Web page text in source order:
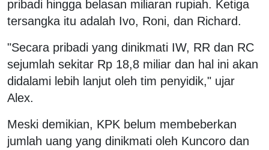
pribadi hingga belasan miliaran rupiah. Ketiga
tersangka itu adalah Ivo, Roni, dan Richard.
"Secara pribadi yang dinikmati IW, RR dan RC
sejumlah sekitar Rp 18,8 miliar dan hal ini akan
didalami lebih lanjut oleh tim penyidik," ujar
Alex.
Meski demikian, KPK belum membeberkan
jumlah uang yang dinikmati oleh Kuncoro dan